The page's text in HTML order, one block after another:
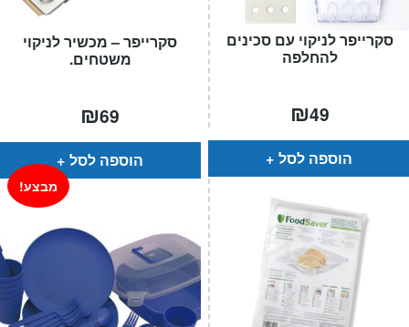
סקרייפר – מכשיר לניקוי
משטחים.
₪69
הוספה לסל
סקרייפר לניקוי עם סכינים
להחלפה
₪49
הוספה לסל
מבצע!